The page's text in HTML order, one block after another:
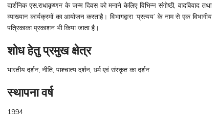
दार्शनिक एस.राधाकृष्णन के जन्म दिवस को मनाने केलिए विभिन्न संगोष्ठी, वादविवाद तथा
व्याख्यान कार्यक्रमों का आयोजन करताहै। विभागद्वारा ‘प्रत्यय’ के नाम से एक विभागीय
पत्रिकाका प्रकाशन भी किया जाता है।
शोध हेतु प्रमुख क्षेत्र
भारतीय दर्शन, नीति, पाश्चात्य दर्शन, धर्म एवं संस्कृत का दर्शन
स्थापना वर्ष
1994